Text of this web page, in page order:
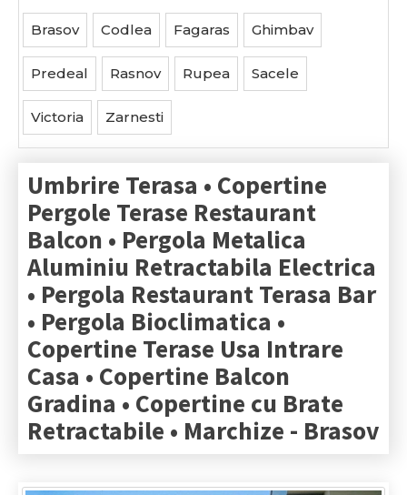
Brasov Codlea Fagaras Ghimbav
Predeal Rasnov Rupea Sacele
Victoria Zarnesti
Umbrire Terasa • Copertine
Pergole Terase Restaurant
Balcon • Pergola Metalica
Aluminiu Retractabila Electrica
• Pergola Restaurant Terasa Bar
• Pergola Bioclimatica •
Copertine Terase Usa Intrare
Casa • Copertine Balcon
Gradina • Copertine cu Brate
Retractabile • Marchize - Brasov